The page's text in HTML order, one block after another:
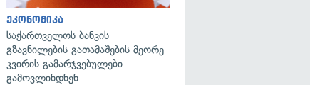
ეკონომიკა
საქართველოს ბანკის
გზავნილების გათამაშების მეორე
კვირის გამარჯვებულები
გამოვლინდნენ